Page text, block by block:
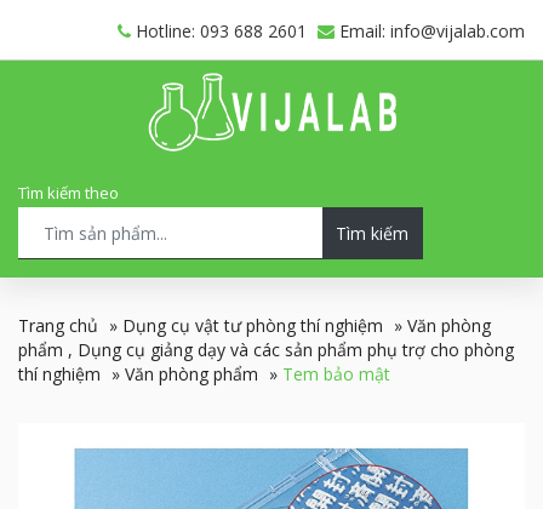
Hotline: 093 688 2601 Email: info@vijalab.com
Tìm kiếm theo
Tìm kiếm
Trang chủ » Dụng cụ vật tư phòng thí nghiệm » Văn phòng
phẩm , Dụng cụ giảng dạy và các sản phẩm phụ trợ cho phòng
thí nghiệm » Văn phòng phẩm » Tem bảo mật